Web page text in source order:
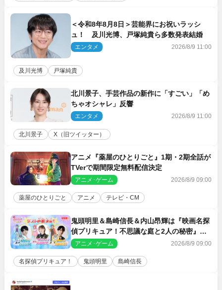
＜令和8年8月8日＞芸能界にお祝いラッシ
ュ！ 及川光博、戸塚純貴ら多数発表結婚
エンタメ 2026/8/9 11:00
及川光博 戸塚純貴
北川景子、手芸作品の新作に「すごい」「め
ちゃオシャレ」反響
エンタメ 2026/8/9 11:00
北川景子 X（旧ツイッター）
アニメ『薬屋のひとりごと』1期・2期全話が
TVerで期間限定無料配信決定
アニメ･ゲーム 2026/8/9 09:00
薬屋のひとりごと アニメ テレビ・CM
鬼頭明里＆島崎信長＆内山昂輝は『映画名探
偵プリキュア！不思議な庭と2人の秘密』ゲ
スト声優に決定
アニメ･ゲーム 2026/8/9 09:00
名探偵プリキュア！ 鬼頭明里 島崎信長